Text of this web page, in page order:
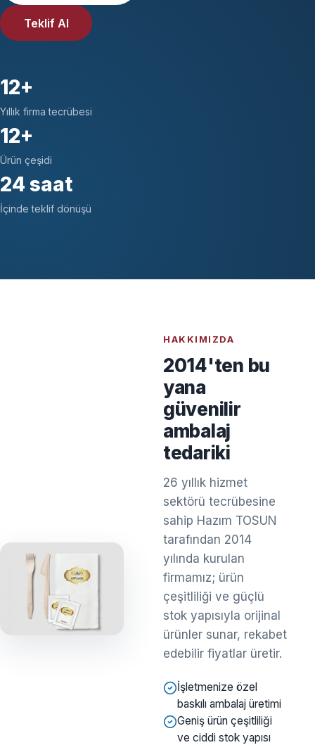
Teklif Al
12+
Yıllık firma tecrübesi
12+
Ürün çeşidi
24 saat
İçinde teklif dönüşü
HAKKIMIZDA
2014'ten bu
yana
güvenilir
ambalaj
tedariki
26 yıllık hizmet
sektörü tecrübesine
sahip Hazım TOSUN
tarafından 2014
yılında kurulan
firmamız; ürün
çeşitliliği ve güçlü
stok yapısıyla orijinal
ürünler sunar, rekabet
edebilir fiyatlar üretir.
İşletmenize özel
baskılı ambalaj üretimi
Geniş ürün çeşitliliği
ve ciddi stok yapısı